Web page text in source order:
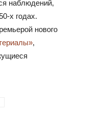
наблюдений,
х годах.
нового
,